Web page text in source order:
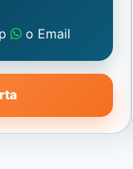
o Email